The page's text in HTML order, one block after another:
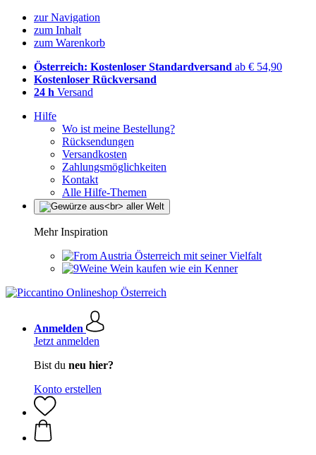
zur Navigation
zum Inhalt
zum Warenkorb
Österreich: Kostenloser Standardversand ab € 54,90
Kostenloser Rückversand
24 h Versand
Hilfe
Wo ist meine Bestellung?
Rücksendungen
Versandkosten
Zahlungsmöglichkeiten
Kontakt
Alle Hilfe-Themen
Mehr Inspiration
Österreich mit seiner Vielfalt
Wein kaufen wie ein Kenner
Anmelden
Jetzt anmelden
Bist du neu hier?
Konto erstellen